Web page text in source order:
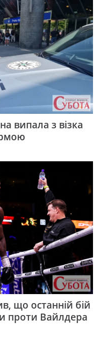
випала з візка
що останній бій
проти Вайлдера